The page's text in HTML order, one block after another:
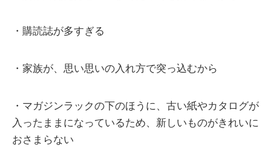
・購読誌が多すぎる
・家族が、思い思いの入れ方で突っ込むから
・マガジンラックの下のほうに、古い紙やカタログが
入ったままになっているため、新しいものがきれいに
おさまらない